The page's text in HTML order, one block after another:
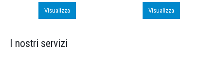
Visualizza Visualizza
I nostri servizi